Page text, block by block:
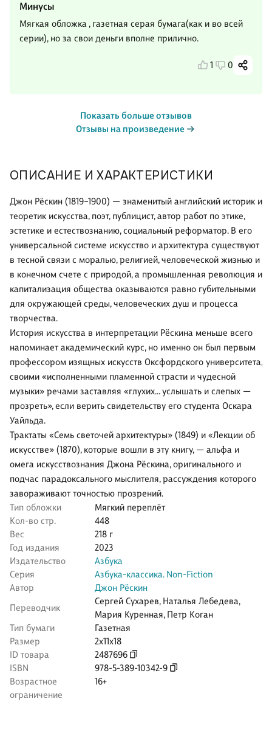
ОПИСАНИЕ И ХАРАКТЕРИСТИКИ
Джон Рёскин (1819–1900) — знаменитый английский историк и
теоретик искусства, поэт, публицист, автор работ по этике,
эстетике и естествознанию, социальный реформатор. В его
универсальной системе искусство и архитектура существуют
в тесной связи с моралью, религией, человеческой жизнью и
в конечном счете с природой, а промышленная революция и
капитализация общества оказываются равно губительными
для окружающей среды, человеческих душ и процесса
творчества.
История искусства в интерпретации Рёскина меньше всего
напоминает академический курс, но именно он был первым
профессором изящных искусств Оксфордского университета,
своими «исполненными пламенной страсти и чудесной
музыки» речами заставляя «глухих… услышать и слепых —
прозреть», если верить свидетельству его студента Оскара
Уайльда.
Трактаты «Семь светочей архитектуры» (1849) и «Лекции об
искусстве» (1870), которые вошли в эту книгу, — альфа и
омега искусствознания Джона Рёскина, оригинального и
подчас парадоксального мыслителя, рассуждения которого
завораживают точностью прозрений.
Тип обложки
Мягкий переплёт
Кол-во стр.
448
Вес
218 г
Год издания
2023
Издательство
Азбука
Серия
Азбука-классика. Non-Fiction
Автор
Джон Рёскин
Переводчик
Сергей Сухарев, Наталья Лебедева,
Мария Куренная, Петр Коган
Тип бумаги
Газетная
Размер
2x11x18
ID товара
2487696
ISBN
978-5-389-10342-9
Возрастное
ограничение
16+
Минусы
Мягкая обложка , газетная серая бумага(как и во всей
серии), но за свои деньги вполне прилично.
1 0
Показать больше отзывов
Отзывы на произведение